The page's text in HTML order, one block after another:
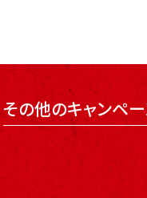
その他のキャンペ